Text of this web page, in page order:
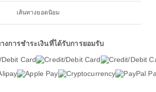
เส้นทางยอดนิยม
งการชำระเงินที่ได้รับการยอมรับ